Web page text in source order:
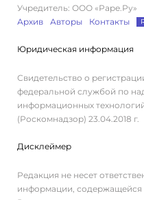
Учредитель: ООО «Раре.Ру»
Архив
Авторы Контакты
Юридическая информация
Свидетельство о
федеральной службой по
информационных
(Роскомнадзор) 23.04.2018 г.
Дисклеймер
Редакция не несет
информации, содержащейся